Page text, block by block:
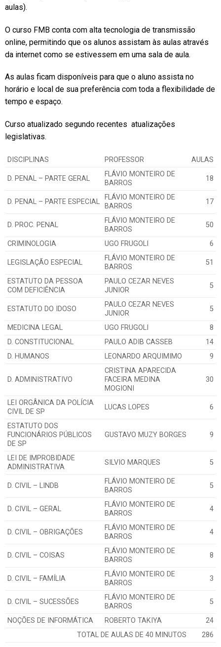
aulas).
O curso FMB conta com alta tecnologia de transmissão
online, permitindo que os alunos assistam às aulas através
da internet como se estivessem em uma sala de aula.
As aulas ficam disponíveis para que o aluno assista no
horário e local de sua preferência com toda a flexibilidade de
tempo e espaço.
Curso atualizado segundo recentes atualizações
legislativas.
DISCIPLINAS PROFESSOR AULAS
D. PENAL – PARTE GERAL
FLÁVIO MONTEIRO DE
BARROS
18
D. PENAL – PARTE ESPECIAL
FLÁVIO MONTEIRO DE
BARROS
17
D. PROC. PENAL
FLÁVIO MONTEIRO DE
BARROS
50
CRIMINOLOGIA UGO FRUGOLI 6
LEGISLAÇÃO ESPECIAL
FLÁVIO MONTEIRO DE
BARROS
51
ESTATUTO DA PESSOA
COM DEFICIÊNCIA
PAULO CEZAR NEVES
JUNIOR
5
ESTATUTO DO IDOSO
PAULO CEZAR NEVES
JUNIOR
5
MEDICINA LEGAL UGO FRUGOLI
8
D. CONSTITUCIONAL
PAULO ADIB CASSEB
14
D. HUMANOS
LEONARDO ARQUIMIMO 9
D. ADMINISTRATIVO
CRISTINA APARECIDA
FACEIRA MEDINA
MOGIONI
30
LEI ORGÂNICA DA POLÍCIA
CIVIL DE SP
LUCAS LOPES 6
ESTATUTO DOS
FUNCIONÁRIOS PÚBLICOS
DE SP
GUSTAVO MUZY BORGES 9
LEI DE IMPROBIDADE
ADMINISTRATIVA
SILVIO MARQUES 5
D. CIVIL – LINDB
FLÁVIO MONTEIRO DE
BARROS
5
D. CIVIL – GERAL
FLÁVIO MONTEIRO DE
BARROS
4
D. CIVIL – OBRIGAÇÕES
FLÁVIO MONTEIRO DE
BARROS
4
D. CIVIL – COISAS
FLÁVIO MONTEIRO DE
BARROS
8
D. CIVIL – FAMÍLIA
FLÁVIO MONTEIRO DE
BARROS
3
D. CIVIL – SUCESSÕES
FLÁVIO MONTEIRO DE
BARROS
5
NOÇÕES DE INFORMÁTICA ROBERTO TAKIYA
24
TOTAL DE AULAS DE 40 MINUTOS
286